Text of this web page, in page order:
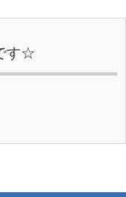
す☆